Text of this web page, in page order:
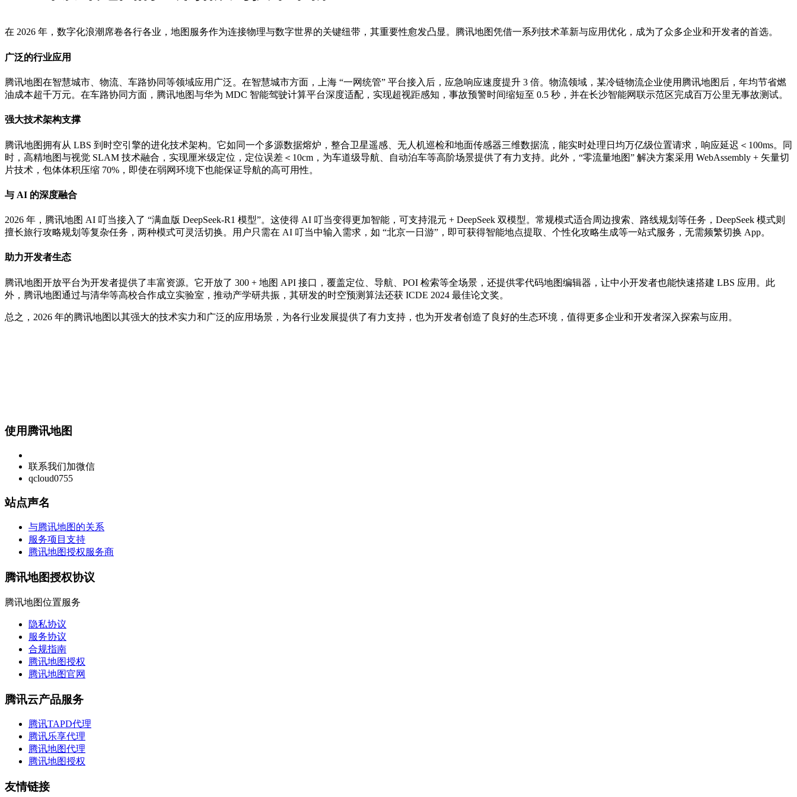
在 2026 年，数字化浪潮席卷各行各业，地图服务作为连接物理与数字世界的关键纽带，其重要性愈发凸显。腾讯地图凭借一系列技术革新与应用优化，成为了众多企业和开发者的首选。
广泛的行业应用
腾讯地图在智慧城市、物流、车路协同等领域应用广泛。在智慧城市方面，上海 “一网统管” 平台接入后，应急响应速度提升 3 倍。物流领域，某冷链物流企业使用腾讯地图后，年均节省燃
油成本超千万元。在车路协同方面，腾讯地图与华为 MDC 智能驾驶计算平台深度适配，实现超视距感知，事故预警时间缩短至 0.5 秒，并在长沙智能网联示范区完成百万公里无事故测试。
强大技术架构支撑
腾讯地图拥有从 LBS 到时空引擎的进化技术架构。它如同一个多源数据熔炉，整合卫星遥感、无人机巡检和地面传感器三维数据流，能实时处理日均万亿级位置请求，响应延迟＜100ms。同
时，高精地图与视觉 SLAM 技术融合，实现厘米级定位，定位误差＜10cm，为车道级导航、自动泊车等高阶场景提供了有力支持。此外，“零流量地图” 解决方案采用 WebAssembly + 矢量切
片技术，包体体积压缩 70%，即使在弱网环境下也能保证导航的高可用性。
与 AI 的深度融合
2026 年，腾讯地图 AI 叮当接入了 “满血版 DeepSeek-R1 模型”。这使得 AI 叮当变得更加智能，可支持混元 + DeepSeek 双模型。常规模式适合周边搜索、路线规划等任务，DeepSeek 模式则
擅长旅行攻略规划等复杂任务，两种模式可灵活切换。用户只需在 AI 叮当中输入需求，如 “北京一日游”，即可获得智能地点提取、个性化攻略生成等一站式服务，无需频繁切换 App。
助力开发者生态
腾讯地图开放平台为开发者提供了丰富资源。它开放了 300 + 地图 API 接口，覆盖定位、导航、POI 检索等全场景，还提供零代码地图编辑器，让中小开发者也能快速搭建 LBS 应用。此
外，腾讯地图通过与清华等高校合作成立实验室，推动产学研共振，其研发的时空预测算法还获 ICDE 2024 最佳论文奖。
总之，2026 年的腾讯地图以其强大的技术实力和广泛的应用场景，为各行业发展提供了有力支持，也为开发者创造了良好的生态环境，值得更多企业和开发者深入探索与应用。
使用腾讯地图
联系我们加微信
qcloud0755
站点声名
与腾讯地图的关系
服务项目支持
腾讯地图授权服务商
腾讯地图授权协议
腾讯地图位置服务
隐私协议
服务协议
合规指南
腾讯地图授权
腾讯地图官网
腾讯云产品服务
腾讯TAPD代理
腾讯乐享代理
腾讯地图代理
腾讯地图授权
友情链接